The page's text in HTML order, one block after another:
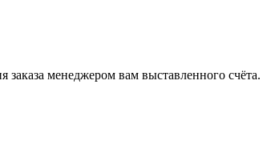
менеджером вам выставленного счёта.